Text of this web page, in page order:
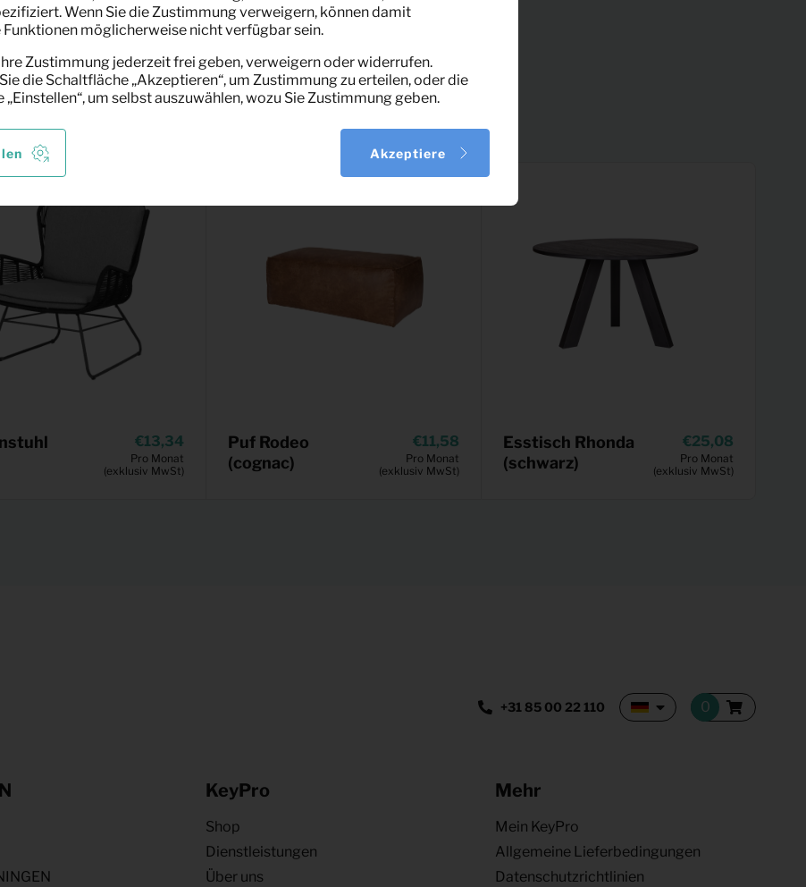
13,34
Pro Monat
(exklusiv MwSt)
Puf Rodeo
(cognac)
11,58
Pro Monat
(exklusiv MwSt)
Esstisch Rhonda
(schwarz)
25,08
Pro Monat
(exklusiv MwSt)
+31 85 00 22 110
KeyPro
Shop
Dienstleistungen
Über uns
Mehr
Mein KeyPro
Allgemeine Lieferbedingungen
Datenschutzrichtlinien
Wenn Sie die Zustimmung verweigern, können damit
möglicherweise nicht verfügbar sein.
Zustimmung jederzeit frei geben, verweigern oder widerrufen.
die Schaltfläche „Akzeptieren“, um Zustimmung zu erteilen, oder die
„Einstellen“, um selbst auszuwählen, wozu Sie Zustimmung geben.
Akzeptiere